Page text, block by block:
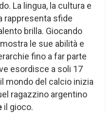
La lingua, la cultura e
rappresenta sfide
brilla. Giocando
le sue abilità e
fino a far parte
esordisce a soli 17
mondo del calcio inizia
ragazzino argentino
il gioco.